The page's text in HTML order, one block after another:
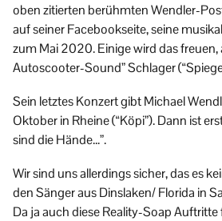
oben zitierten berühmten Wendler-
auf seiner Facebookseite, seine
zum Mai 2020. Einige wird das freuen,
Autoscooter-Sound” Schlager
Sein letztes Konzert gibt Michael
Oktober in Rheine (“Köpi”). Dann ist
sind die Hände…”.
Wir sind uns allerdings sicher, das es
den Sänger aus Dinslaken/ Florida in
Da ja auch diese Reality-Soap